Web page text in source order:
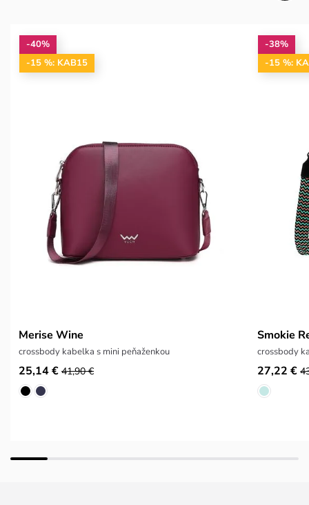
-40%
-15 %: KAB15
Merise Wine
crossbody kabelka s mini peňaženkou
25,14 € 41,90 €
-38%
-15 %:
Smokie
crossbody
27,22 €